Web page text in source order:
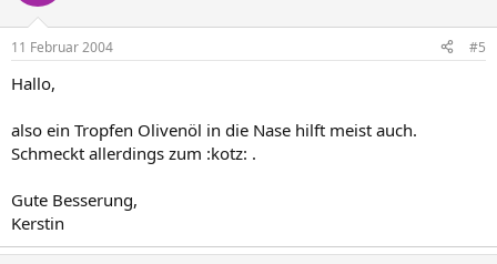
11 Februar 2004 #5
Hallo,
also ein Tropfen Olivenöl in die Nase hilft meist auch.
Schmeckt allerdings zum :kotz: .
Gute Besserung,
Kerstin